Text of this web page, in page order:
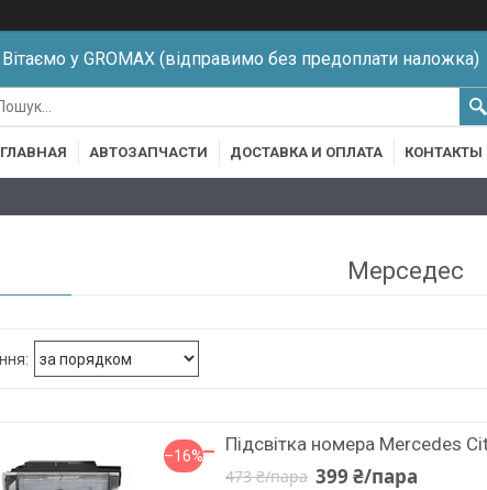
Вітаємо у GROMAX (відправимо без предоплати наложка)
ГЛАВНАЯ АВТОЗАПЧАСТИ ДОСТАВКА И ОПЛАТА КОНТАКТЫ
Мерседес
–16%
Підсвітка номера Mercedes
473 ₴/пара 399 ₴/пара